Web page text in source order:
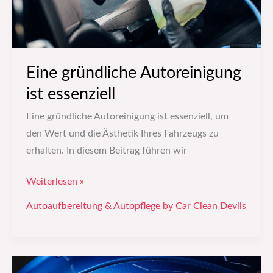
Eine gründliche Autoreinigung
ist essenziell
Eine gründliche Autoreinigung ist essenziell, um
den Wert und die Ästhetik Ihres Fahrzeugs zu
erhalten. In diesem Beitrag führen wir
Weiterlesen »
Autoaufbereitung & Autopflege by Car Clean Devils
Wie